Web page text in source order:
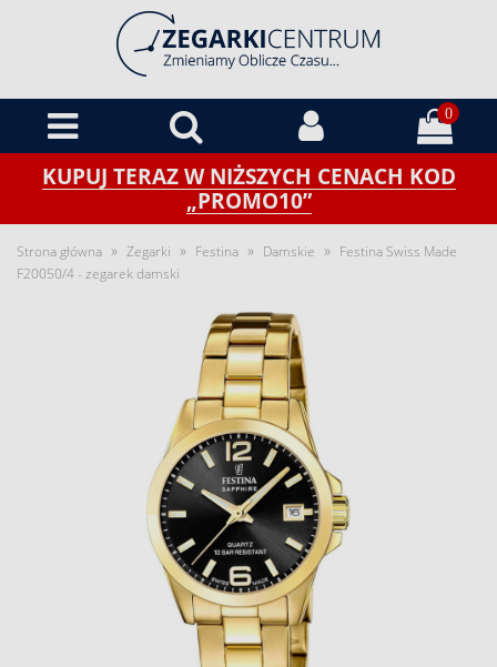
0
KUPUJ TERAZ W NIŻSZYCH CENACH KOD
„PROMO10”
Strona główna » Zegarki » Festina » Damskie » Festina Swiss Made
F20050/4 - zegarek damski